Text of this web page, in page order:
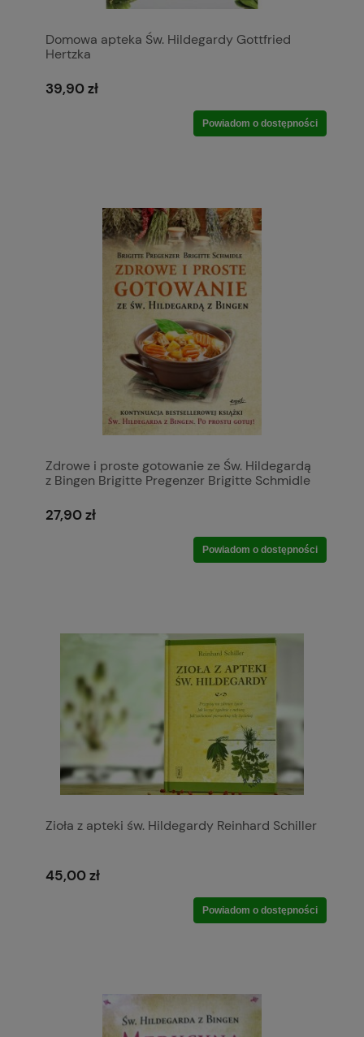
Domowa apteka Św. Hildegardy Gottfried
Hertzka
39,90 zł
Powiadom o dostępności
Zdrowe i proste gotowanie ze Św. Hildegardą
z Bingen Brigitte Pregenzer Brigitte Schmidle
27,90 zł
Powiadom o dostępności
Zioła z apteki św. Hildegardy Reinhard Schiller
45,00 zł
Powiadom o dostępności